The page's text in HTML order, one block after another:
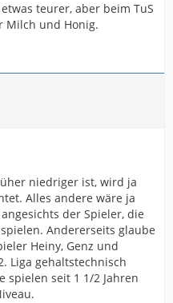
teurer, aber beim TuS
Milch und Honig.
niedriger ist, wird ja
Alles andere wäre ja
der Spieler, die
Andererseits glaube
Heiny, Genz und
Liga gehaltstechnisch
spielen seit 1 1/2 Jahren